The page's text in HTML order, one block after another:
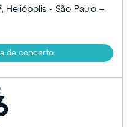
Heliópolis - São Paulo –
de concerto